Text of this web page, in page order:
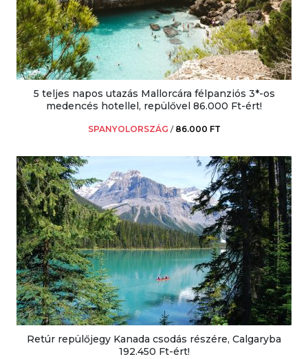
5 teljes napos utazás Mallorcára félpanziós 3*-os
medencés hotellel, repülővel 86.000 Ft-ért!
SPANYOLORSZÁG / 86.000 FT
Retúr repülőjegy Kanada csodás részére, Calgaryba
192.450 Ft-ért!